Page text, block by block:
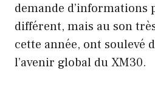
demande d’informations
différent, mais au son
cette année, ont soulevé
l’avenir global du XM30.